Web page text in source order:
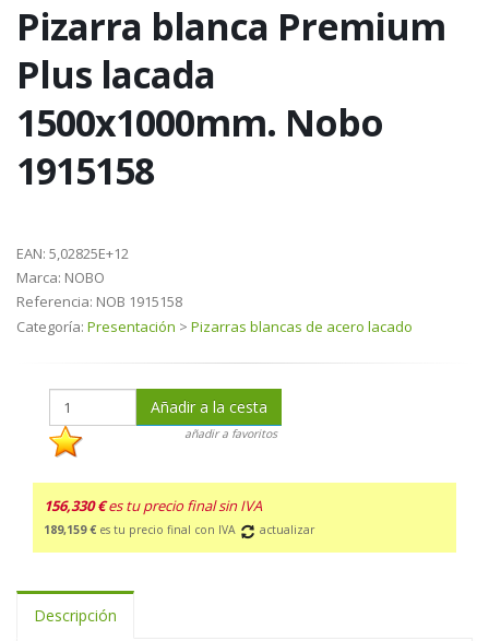
Pizarra blanca Premium
Plus lacada
1500x1000mm. Nobo
1915158
EAN: 5,02825E+12
Marca: NOBO
Referencia: NOB 1915158
Categoría: Presentación > Pizarras blancas de acero lacado
Añadir a la cesta
añadir a favoritos
156,330 € es tu precio final sin IVA
189,159 € es tu precio final con IVA actualizar
Descripción